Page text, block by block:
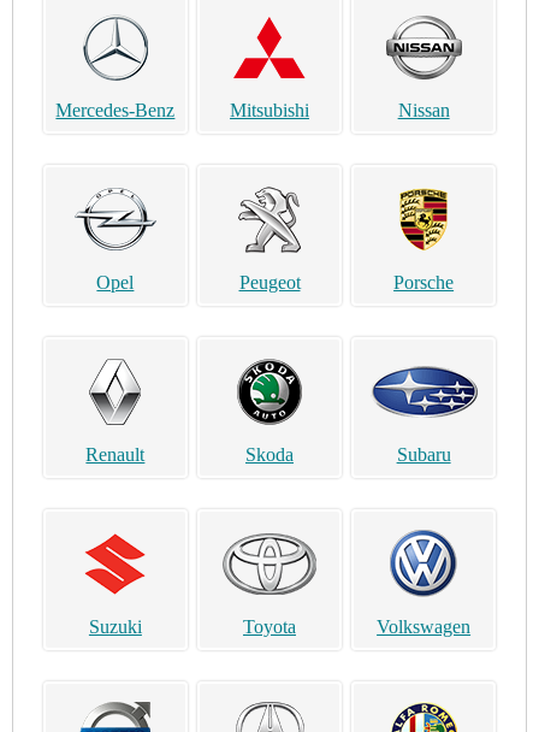
Mercedes-Benz Mitsubishi Nissan
Opel Peugeot Porsche
Renault Skoda Subaru
Suzuki Toyota Volkswagen